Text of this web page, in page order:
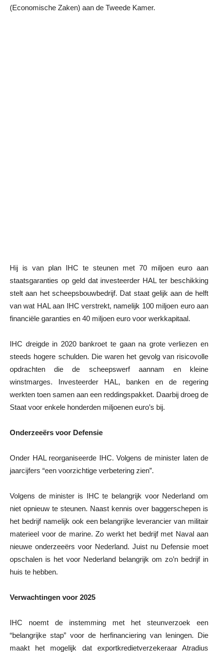
(Economische Zaken) aan de Tweede Kamer.
Hij is van plan IHC te steunen met 70 miljoen euro aan
staatsgaranties op geld dat investeerder HAL ter beschikking
stelt aan het scheepsbouwbedrijf. Dat staat gelijk aan de helft
van wat HAL aan IHC verstrekt, namelijk 100 miljoen euro aan
financiële garanties en 40 miljoen euro voor werkkapitaal.
IHC dreigde in 2020 bankroet te gaan na grote verliezen en
steeds hogere schulden. Die waren het gevolg van risicovolle
opdrachten die de scheepswerf aannam en kleine
winstmarges. Investeerder HAL, banken en de regering
werkten toen samen aan een reddingspakket. Daarbij droeg de
Staat voor enkele honderden miljoenen euro’s bij.
Onderzeeërs voor Defensie
Onder HAL reorganiseerde IHC. Volgens de minister laten de
jaarcijfers “een voorzichtige verbetering zien”.
Volgens de minister is IHC te belangrijk voor Nederland om
niet opnieuw te steunen. Naast kennis over baggerschepen is
het bedrijf namelijk ook een belangrijke leverancier van militair
materieel voor de marine. Zo werkt het bedrijf met Naval aan
nieuwe onderzeeërs voor Nederland. Juist nu Defensie moet
opschalen is het voor Nederland belangrijk om zo’n bedrijf in
huis te hebben.
Verwachtingen voor 2025
IHC noemt de instemming met het steunverzoek een
“belangrijke stap” voor de herfinanciering van leningen. Die
maakt het mogelijk dat exportkredietverzekeraar Atradius